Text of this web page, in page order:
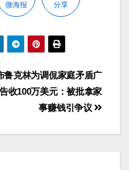
微海报 分享
鲁克林为调侃家庭矛盾广
告收100万美元：被批拿家
事赚钱引争议